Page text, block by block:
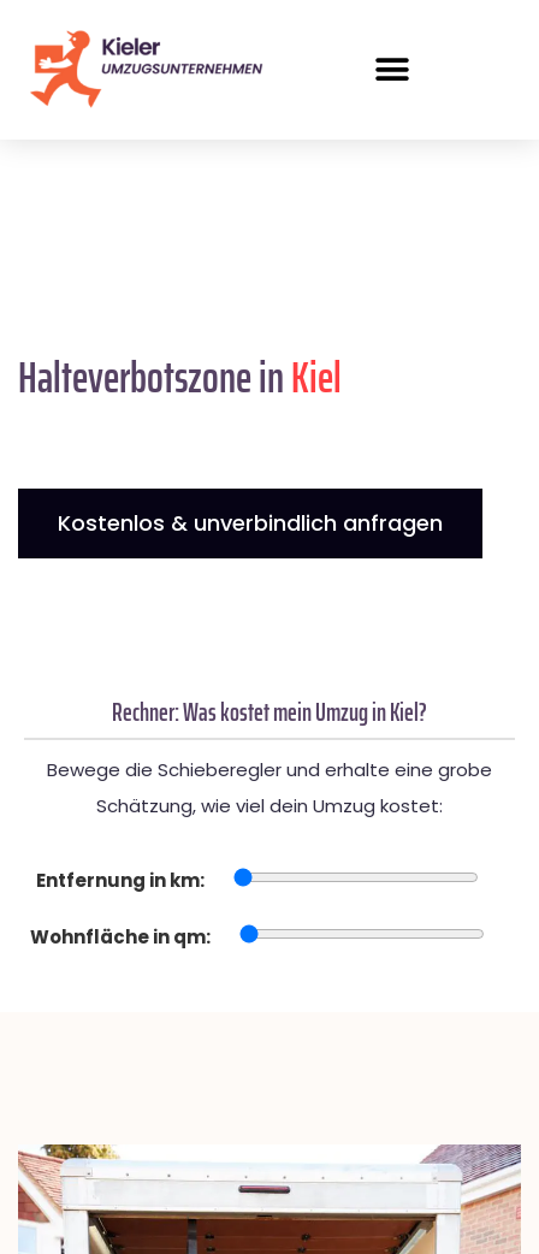
Halteverbotszone inKiel
Kostenlos & unverbindlich anfragen
Rechner: Was kostet mein Umzug in Kiel?
Bewege die Schieberegler und erhalte eine grobe
Schätzung, wie viel dein Umzug kostet:
Entfernung in km:
Wohnfläche in qm: